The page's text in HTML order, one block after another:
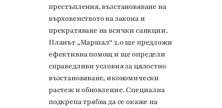
престъпления, възстановяване на
върховенството на закона и
прекратяване на всички санкции.
Планът „Маршал“ 2.0 ще предложи
ефективна помощ и ще определи
справедливи условия за цялостно
възстановяване, икономически
растеж и обновление. Специална
подкрепа трябва да се окаже на